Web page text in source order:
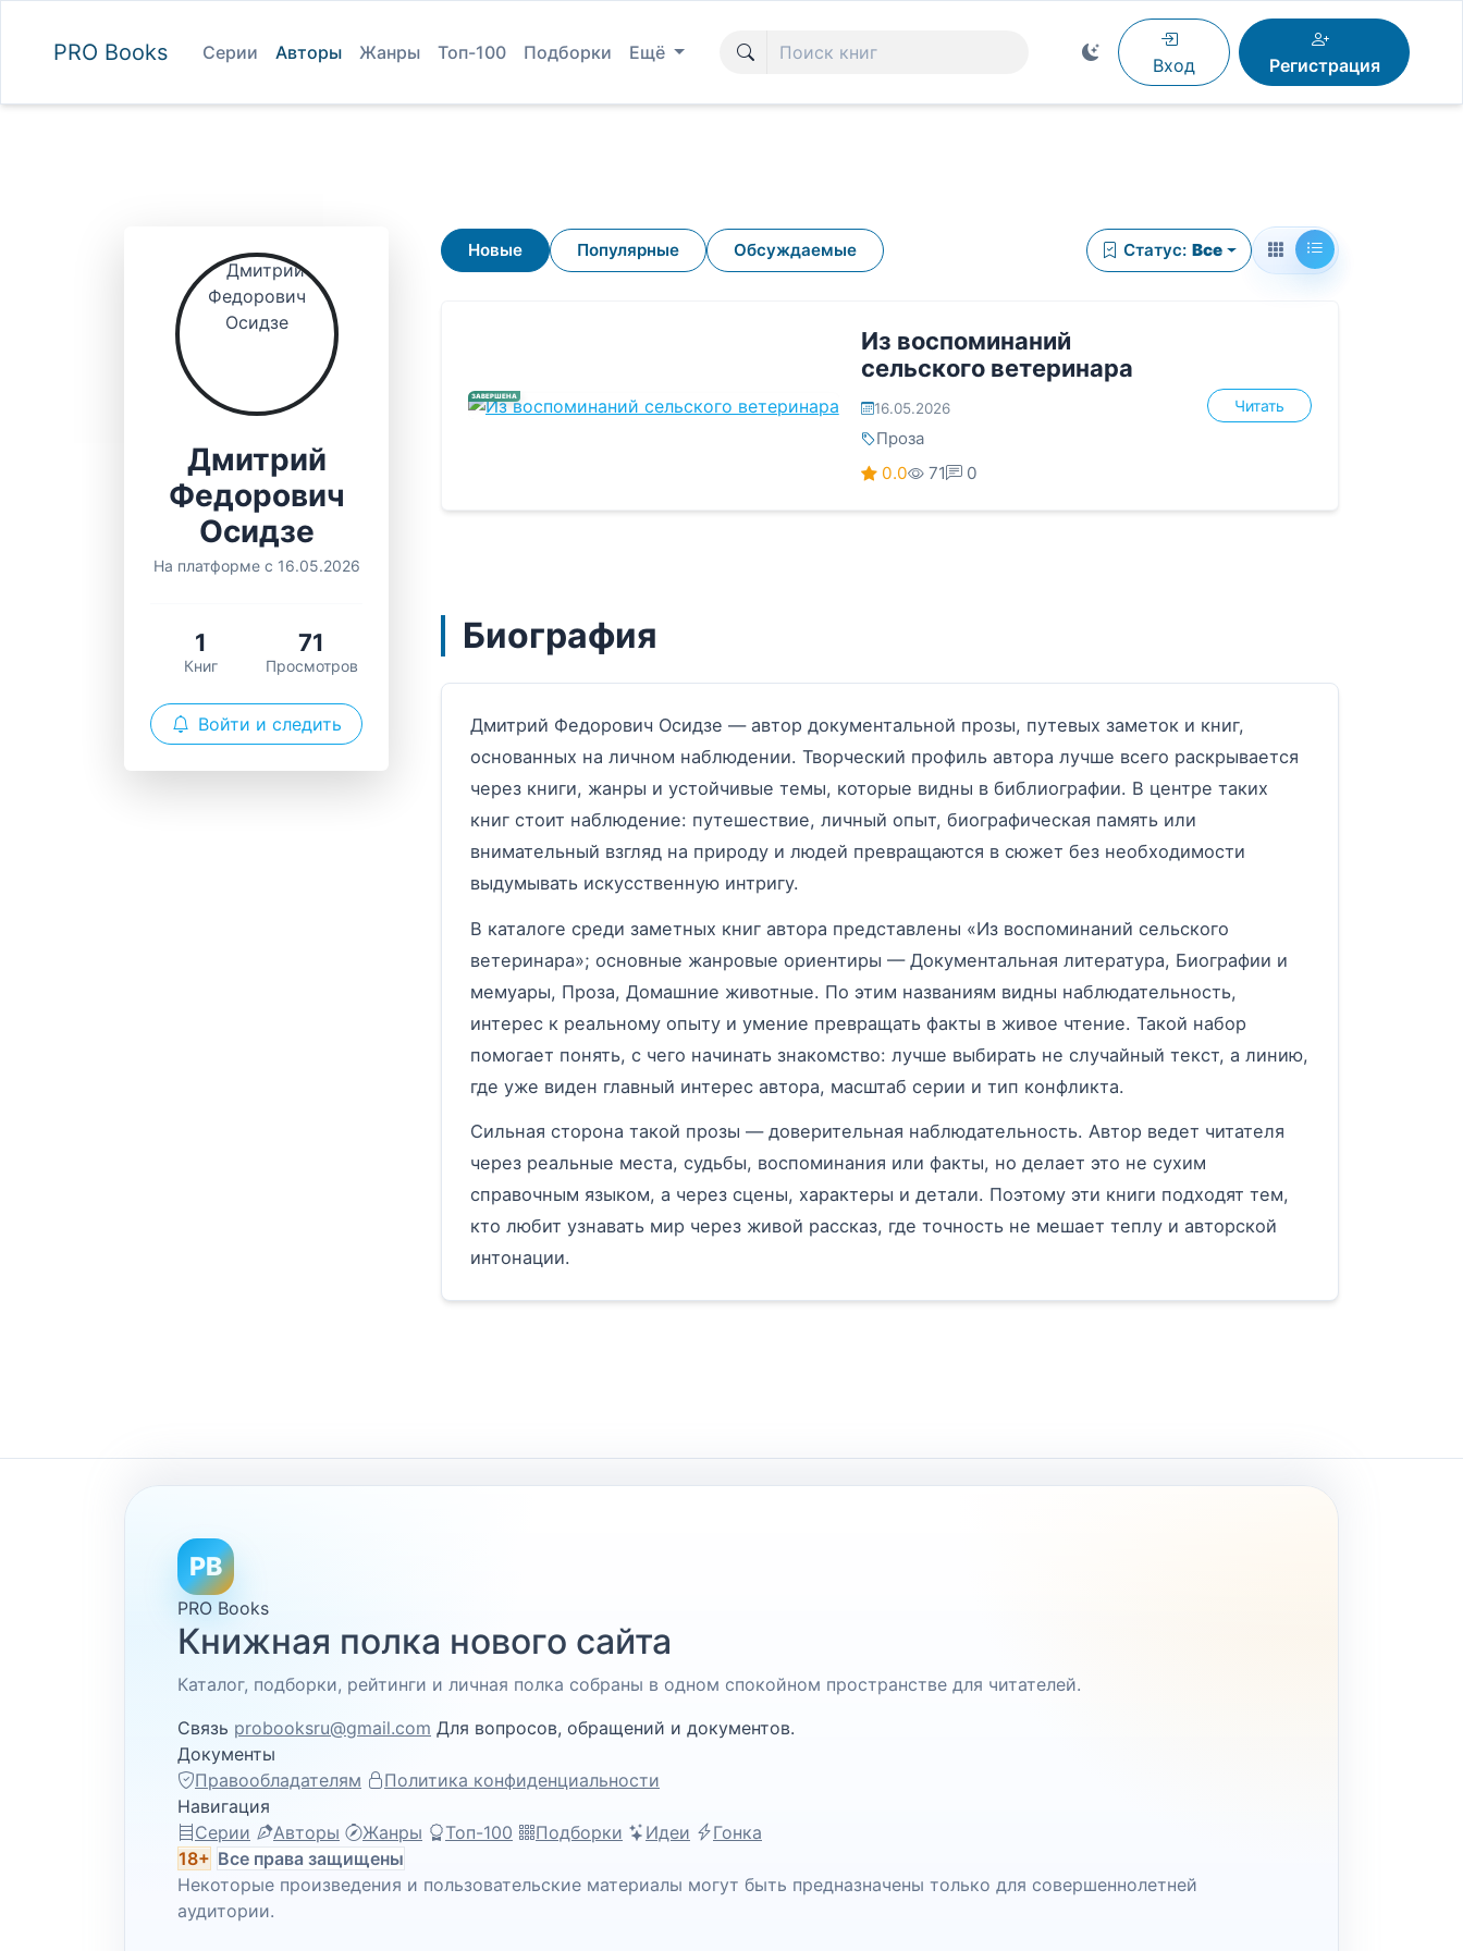
PRO Books Серии Авторы Жанры Топ-100 Подборки Ещё
Вход Регистрация
Дмитрий
Федорович
Осидзе
На платформе с 16.05.2026
1
Книг
71
Просмотров
Войти и следить
Новые Популярные Обсуждаемые Статус: Все
ЗАВЕРШЕНА
Из воспоминаний
сельского ветеринара
16.05.2026
Проза
0.0
71 0
Читать
Биография
Дмитрий Федорович Осидзе — автор документальной прозы, путевых заметок и книг,
основанных на личном наблюдении. Творческий профиль автора лучше всего раскрывается
через книги, жанры и устойчивые темы, которые видны в библиографии. В центре таких
книг стоит наблюдение: путешествие, личный опыт, биографическая память или
внимательный взгляд на природу и людей превращаются в сюжет без необходимости
выдумывать искусственную интригу.
В каталоге среди заметных книг автора представлены «Из воспоминаний сельского
ветеринара»; основные жанровые ориентиры — Документальная литература, Биографии и
мемуары, Проза, Домашние животные. По этим названиям видны наблюдательность,
интерес к реальному опыту и умение превращать факты в живое чтение. Такой набор
помогает понять, с чего начинать знакомство: лучше выбирать не случайный текст, а линию,
где уже виден главный интерес автора, масштаб серии и тип конфликта.
Сильная сторона такой прозы — доверительная наблюдательность. Автор ведет читателя
через реальные места, судьбы, воспоминания или факты, но делает это не сухим
справочным языком, а через сцены, характеры и детали. Поэтому эти книги подходят тем,
кто любит узнавать мир через живой рассказ, где точность не мешает теплу и авторской
интонации.
PB
PRO Books
Книжная полка нового сайта
Каталог, подборки, рейтинги и личная полка собраны в одном спокойном пространстве для читателей.
Связь probooksru@gmail.com Для вопросов, обращений и документов.
Документы
Правообладателям
Политика конфиденциальности
Навигация
Серии
Авторы Жанры Топ-100 Подборки Идеи
Гонка
18+ Все права защищены
Некоторые произведения и пользовательские материалы могут быть предназначены только для совершеннолетней
аудитории.